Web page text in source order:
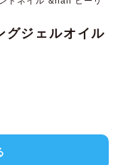
ジェルオイル